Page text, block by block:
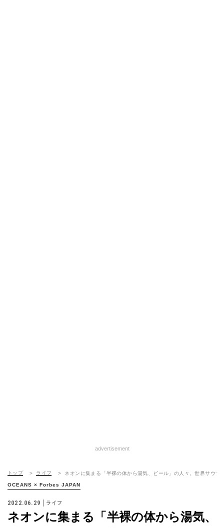
advertisement
トップ ライフ ネオンに集まる「半裸の体から湯気、ビール」の人々。世界サウナ
OCEANS × Forbes JAPAN
2022.06.29 ライフ
ネオンに集まる「半裸の体から湯気、